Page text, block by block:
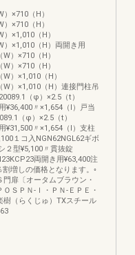
×710（H）
×710（H）
×1,010（H）
）×1,010（H）両開き用
）×710（H）
）×710（H）
）×1,010（H）
W）×1,010（H）連接門柱吊
（φ）×2.5（t）
¥36,400〃×1,654（l）戸当
（φ）×2.5（t）
¥31,500〃×1,654（l）支柱
１コ入NGN62NGL62ギボ
２型¥5,100〃貫抜錠
両開き用¥63,400注
増しの価格となります。◦
扉〔オータムブラウン・
ＳＰＮ‐Ｉ・ＰＮ‐ＥＰＥ・
樹（らくじゅ）TXスチール